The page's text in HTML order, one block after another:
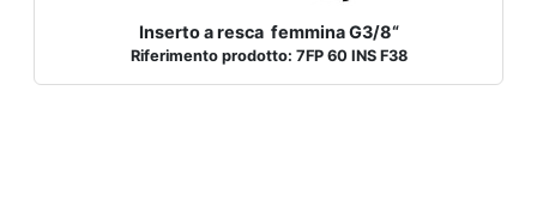
Inserto a resca femmina G3/8“
Riferimento prodotto: 7FP 60 INS F38